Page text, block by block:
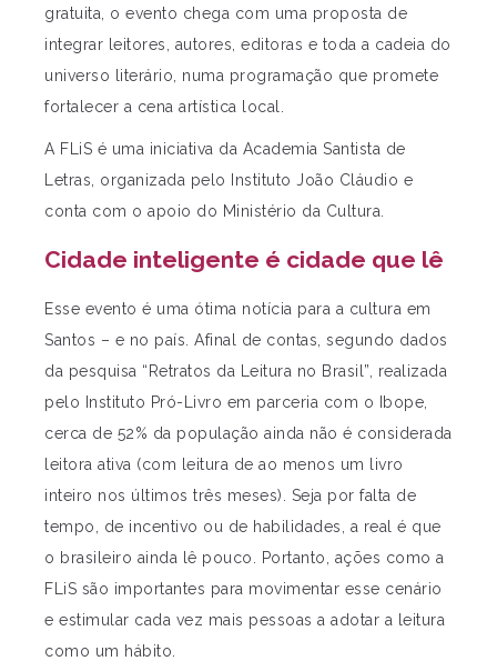
gratuita, o evento chega com uma proposta de
integrar leitores, autores, editoras e toda a cadeia do
universo literário, numa programação que promete
fortalecer a cena artística local.
A FLiS é uma iniciativa da Academia Santista de
Letras, organizada pelo Instituto João Cláudio e
conta com o apoio do Ministério da Cultura.
Cidade inteligente é cidade que lê
Esse evento é uma ótima notícia para a cultura em
Santos – e no país. Afinal de contas, segundo dados
da pesquisa “Retratos da Leitura no Brasil”, realizada
pelo Instituto Pró-Livro em parceria com o Ibope,
cerca de 52% da população ainda não é considerada
leitora ativa (com leitura de ao menos um livro
inteiro nos últimos três meses). Seja por falta de
tempo, de incentivo ou de habilidades, a real é que
o brasileiro ainda lê pouco. Portanto, ações como a
FLiS são importantes para movimentar esse cenário
e estimular cada vez mais pessoas a adotar a leitura
como um hábito.